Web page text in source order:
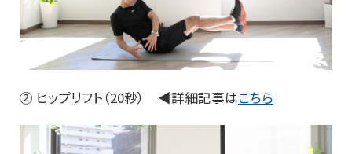
② ヒップリフト（20秒） ◀詳細記事はこちら